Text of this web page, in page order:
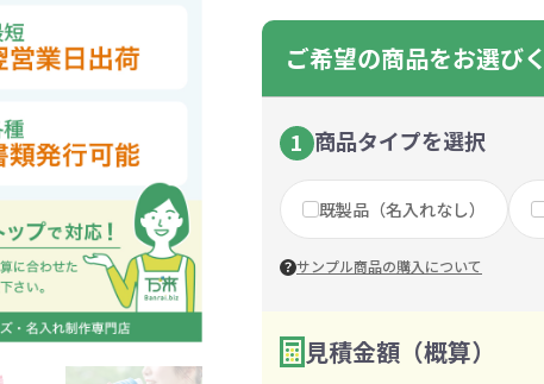
ペットボトルホルダー
ドセッ
工具
トイレットペーパー ボックスティッ
照明
ズ
箸・お弁当グッズ カトラリー
ー・ク
ラップ・ビニール
防災・防犯グッズ
防犯グッズ 防災セット
美容・健康グッ
美容グッズ ミラー
加湿器
マスクケース
ウェットティッシ
啓発グッズ
ハンカチ 手ぬぐい
ァン アウトドア・レジャ
ンタン レジャーグッズ 携帯トイレ
ライスレジン
ベントセ
手作り・工作イベントセット 定番イベントセ
ット
夏のノベルティ 秋のノベルティ
（おしゃれなエコグッズ）
ご希望の商品をお選び
1 商品タイプを選択
既製品（名入れなし）
サンプル商品の購入について
2 数量を入力
見積金額（概算）